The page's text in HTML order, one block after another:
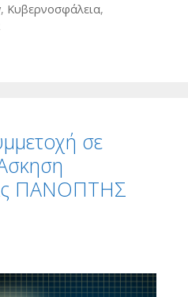
, Κυβερνοσφάλεια,
σε
ΠΑΝΟΠΤΗΣ